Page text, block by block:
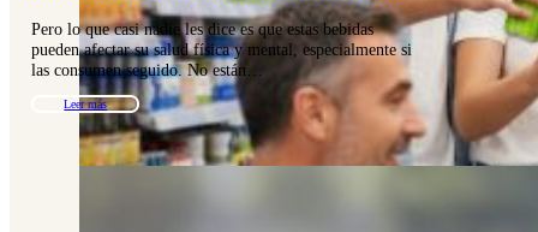
Pero lo que casi nadie les dice es que estas bebidas
pueden afectar su salud física y mental, especialmente si
las consumen seguido. No están…
Leer más